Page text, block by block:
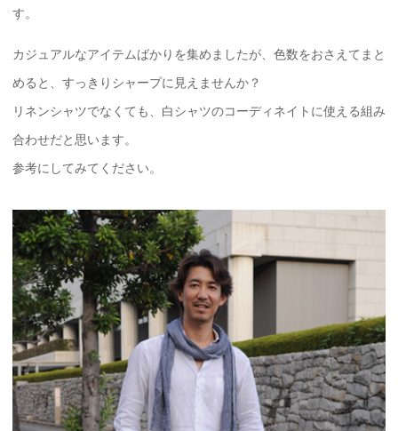
す。
カジュアルなアイテムばかりを集めましたが、色数をおさえてまと
めると、すっきりシャープに見えませんか？
リネンシャツでなくても、白シャツのコーディネイトに使える組み
合わせだと思います。
参考にしてみてください。